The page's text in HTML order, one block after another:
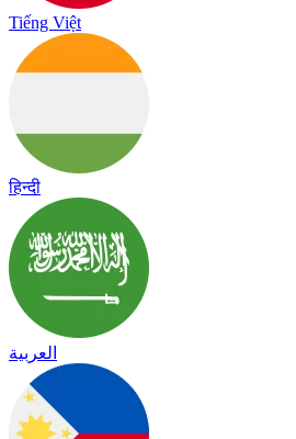
Tiếng Việt
हिन्दी
العربية